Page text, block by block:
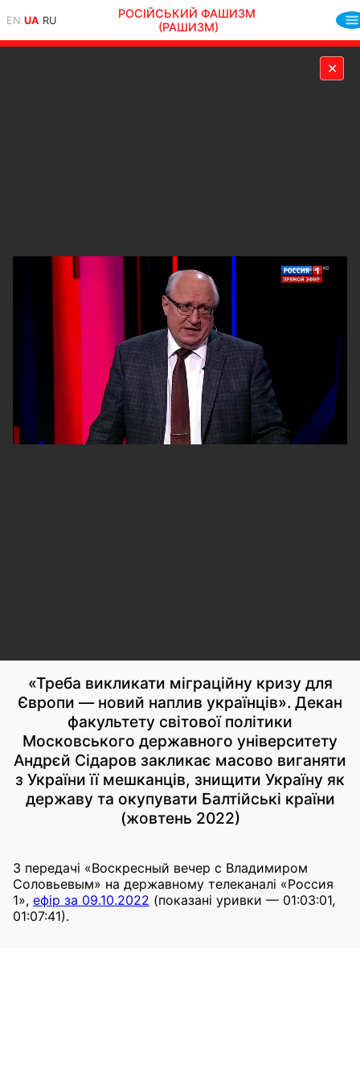
EN UA RU
РОСІЙСЬКИЙ ФАШИЗМ
(РАШИЗМ)
✕
«Треба викликати міграційну кризу для
Європи — новий наплив українців». Декан
факультету світової політики
Московського державного університету
Андрєй Сідаров закликає масово виганяти
з України її мешканців, знищити Україну як
державу та окупувати Балтійські країни
(жовтень 2022)
З передачі «Воскресный вечер с Владимиром
Соловьевым» на державному телеканалі «Россия
1», ефір за 09.10.2022 (показані уривки — 01:03:01,
01:07:41).